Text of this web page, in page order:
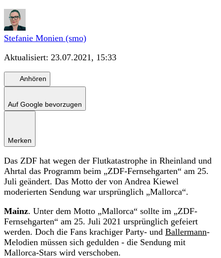
Stefanie Monien (smo)
Aktualisiert: 23.07.2021, 15:33
Anhören
Auf Google bevorzugen
Merken
Das ZDF hat wegen der Flutkatastrophe in Rheinland und
Ahrtal das Programm beim „ZDF-Fernsehgarten“ am 25.
Juli geändert. Das Motto der von Andrea Kiewel
moderierten Sendung war ursprünglich „Mallorca“.
Mainz. Unter dem Motto „Mallorca“ sollte im „ZDF-
Fernsehgarten“ am 25. Juli 2021 ursprünglich gefeiert
werden. Doch die Fans krachiger Party- und Ballermann-
Melodien müssen sich gedulden - die Sendung mit
Mallorca-Stars wird verschoben.